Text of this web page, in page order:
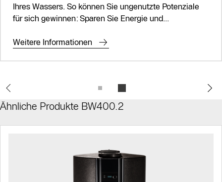
Ihres Wassers. So können Sie ungenutzte Potenziale
für sich gewinnen: Sparen Sie Energie und...
Weitere Informationen
Slider Überspringen
Ähnliche Produkte BW400.2